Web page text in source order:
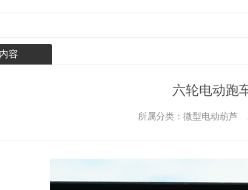
容
六轮电动跑
所属分类：微型电动葫芦